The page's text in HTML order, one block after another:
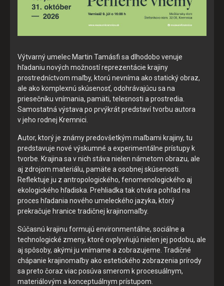
Výtvarný umelec Martin Tamásfi sa dlhodobo venuje
hľadaniu nových možností reprezentácie krajiny
prostredníctvom maľby, ktorú nevníma ako statický obraz,
ale ako komplexnú skúsenosť, odohrávajúcu sa na
priesečníku vnímania, pamäti, telesnosti a prostredia.
Samostatná výstava po prvýkrát predstaví tvorbu autora
v jeho rodnej Kremnici.
Autor, ktorý je známy predovšetkým maľbami krajiny, tu
predstavuje nové výskumné a experimentálne prístupy k
tvorbe. Krajina sa v nich stáva nielen námetom obrazu, ale
aj zdrojom materiálu, pamäte a osobnej skúsenosti.
Reflektuje ju z antropologického, fenomenologického aj
ekologického hľadiska. Prehliadka tak otvára pohľad na
proces hľadania nového umeleckého jazyka, ktorý
prekračuje hranice tradičnej krajinomaľby.
Súčasnú krajinu formujú environmentálne, sociálne a
technologické zmeny, ktoré ovplyvňujú nielen jej podobu, ale
aj spôsoby, akými ju vnímame a zobrazujeme. Tradičné
chápanie krajinomaľby ako estetického zobrazenia prírody
sa preto čoraz viac posúva smerom k procesuálnym,
materiálovým a konceptuálnym prístupom.
Súhlas s používaním cookies
Cookies sú malé súbory, ktoré sa dočasne ukladajú vo vašom
počítači a pomáhajú nám k lepšej užívateľskej skúsenosti na